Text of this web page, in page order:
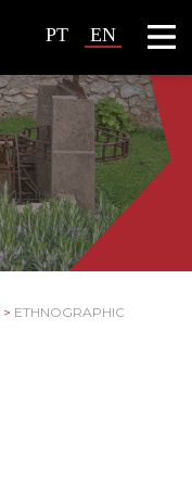
PT EN
> ETHNOGRAPHIC